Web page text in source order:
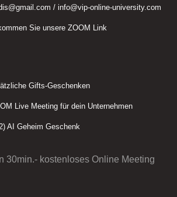
/ info@vip-online-university.com
Sie unsere ZOOM Link
Gifts-Geschenken
Live Meeting für dein Unternehmen
AI Geheim Geschenk
30min.- kostenloses Online Meeting